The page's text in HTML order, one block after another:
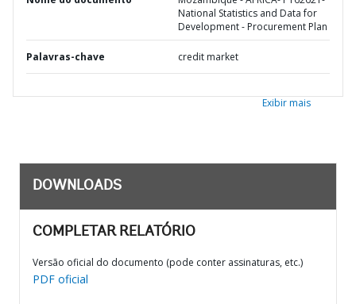
National Statistics and Data for
Development - Procurement Plan
Palavras-chave credit market
Exibir mais
DOWNLOADS
COMPLETAR RELATÓRIO
Versão oficial do documento (pode conter assinaturas, etc.)
PDF oficial